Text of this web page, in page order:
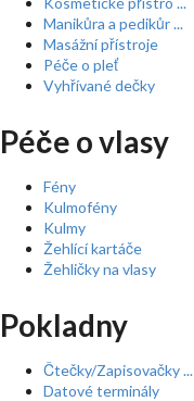
Manikůra a pedikůr ...
Masážní přístroje
Péče o pleť
Vyhřívané dečky
Péče o vlasy
Fény
Kulmofény
Kulmy
Žehlící kartáče
Žehličky na vlasy
Pokladny
Čtečky/Zapisovačky ...
Datové terminály